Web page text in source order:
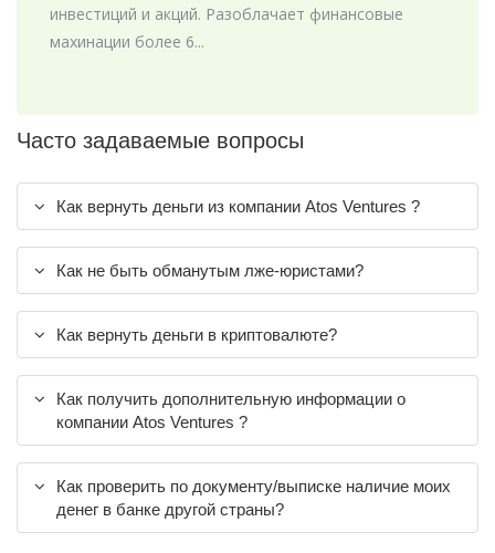
инвестиций и акций. Разоблачает финансовые
махинации более 6...
Часто задаваемые вопросы
Как вернуть деньги из компании Atos Ventures ?
Как не быть обманутым лже-юристами?
Как вернуть деньги в криптовалюте?
Как получить дополнительную информации о
компании Atos Ventures ?
Как проверить по документу/выписке наличие моих
денег в банке другой страны?